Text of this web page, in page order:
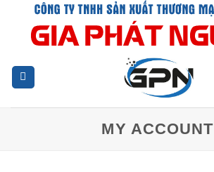
Chuyển
MY ACCOUNT